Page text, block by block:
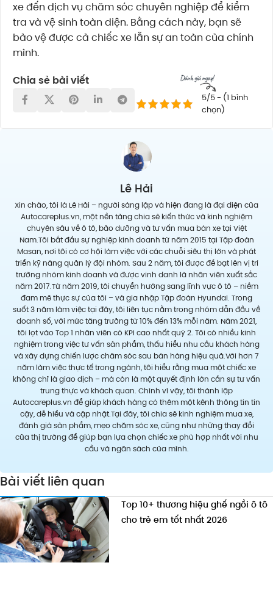
xe đến dịch vụ chăm sóc chuyên nghiệp để kiểm
tra và vệ sinh toàn diện. Bằng cách này, bạn sẽ
bảo vệ được cả chiếc xe lẫn sự an toàn của chính
mình.
Chia sẻ bài viết
5/5 - (1 bình
chọn)
Lê Hải
Xin chào, tôi là Lê Hải – người sáng lập và hiện đang là đại diện của
Autocareplus.vn, một nền tảng chia sẻ kiến thức và kinh nghiệm
chuyên sâu về ô tô, bảo dưỡng và tư vấn mua bán xe tại Việt
Nam.Tôi bắt đầu sự nghiệp kinh doanh từ năm 2015 tại Tập đoàn
Masan, nơi tôi có cơ hội làm việc với các chuỗi siêu thị lớn và phát
triển kỹ năng quản lý đội nhóm. Sau 2 năm, tôi được đề bạt lên vị trí
trưởng nhóm kinh doanh và được vinh danh là nhân viên xuất sắc
năm 2017.Từ năm 2019, tôi chuyển hướng sang lĩnh vực ô tô – niềm
đam mê thực sự của tôi – và gia nhập Tập đoàn Hyundai. Trong
suốt 3 năm làm việc tại đây, tôi liên tục nằm trong nhóm dẫn đầu về
doanh số, với mức tăng trưởng từ 10% đến 13% mỗi năm. Năm 2021,
tôi lọt vào Top 1 nhân viên có KPI cao nhất quý 2. Tôi có nhiều kinh
nghiệm trong việc tư vấn sản phẩm, thấu hiểu nhu cầu khách hàng
và xây dựng chiến lược chăm sóc sau bán hàng hiệu quả.Với hơn 7
năm làm việc thực tế trong ngành, tôi hiểu rằng mua một chiếc xe
không chỉ là giao dịch – mà còn là một quyết định lớn cần sự tư vấn
trung thực và khách quan. Chính vì vậy, tôi thành lập
Autocareplus.vn để giúp khách hàng có thêm một kênh thông tin tin
cậy, dễ hiểu và cập nhật.Tại đây, tôi chia sẻ kinh nghiệm mua xe,
đánh giá sản phẩm, mẹo chăm sóc xe, cũng như những thay đổi
của thị trường để giúp bạn lựa chọn chiếc xe phù hợp nhất với nhu
cầu và ngân sách của mình.
Bài viết liên quan
Top 10+ thương hiệu ghế ngồi ô tô
cho trẻ em tốt nhất 2026